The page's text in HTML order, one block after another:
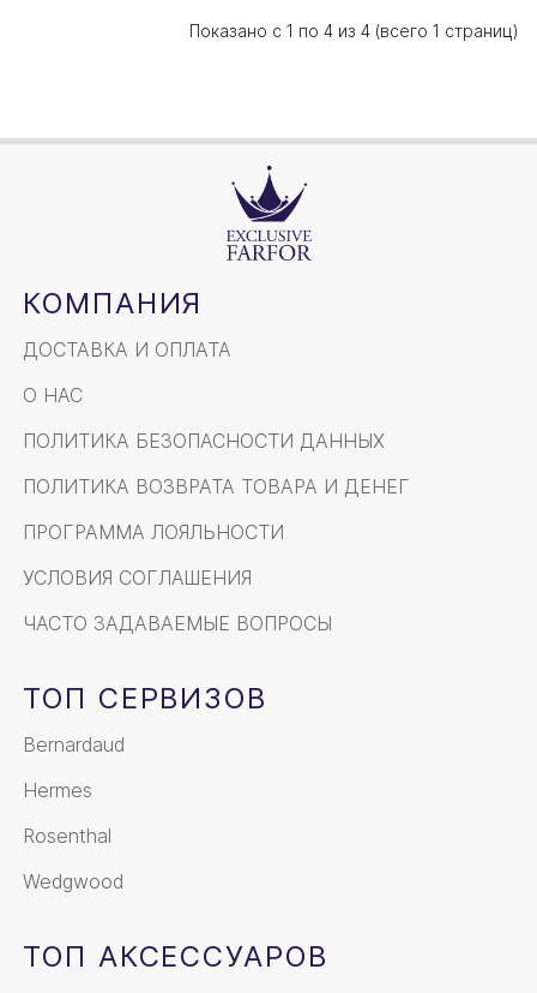
Показано с 1 по 4 из 4 (всего 1 страниц)
КОМПАНИЯ
ДОСТАВКА И ОПЛАТА
О НАС
ПОЛИТИКА БЕЗОПАСНОСТИ ДАННЫХ
ПОЛИТИКА ВОЗВРАТА ТОВАРА И ДЕНЕГ
ПРОГРАММА ЛОЯЛЬНОСТИ
УСЛОВИЯ СОГЛАШЕНИЯ
ЧАСТО ЗАДАВАЕМЫЕ ВОПРОСЫ
ТОП СЕРВИЗОВ
Bernardaud
Hermes
Rosenthal
Wedgwood
ТОП АКСЕССУАРОВ